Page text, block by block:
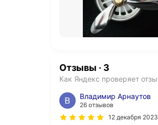
Отзывы · 3
Как Яндекс проверяет
Владимир Арнаутов
26 отзывов
12 декабря 2023